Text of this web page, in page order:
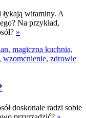
witaminy. A
Na przykład,
»
magiczna kuchnia,
wzomcnienie, zdrowie
doskonale radzi sobie